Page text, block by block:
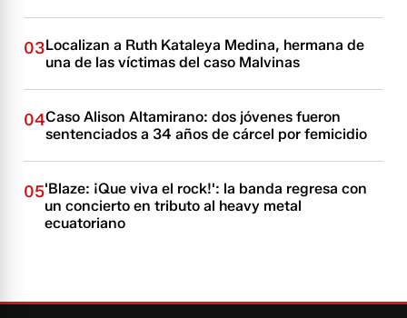
03Localizan a Ruth Kataleya Medina, hermana de
una de las víctimas del caso Malvinas
04Caso Alison Altamirano: dos jóvenes fueron
sentenciados a 34 años de cárcel por femicidio
05'Blaze: ¡Que viva el rock!': la banda regresa con
un concierto en tributo al heavy metal
ecuatoriano